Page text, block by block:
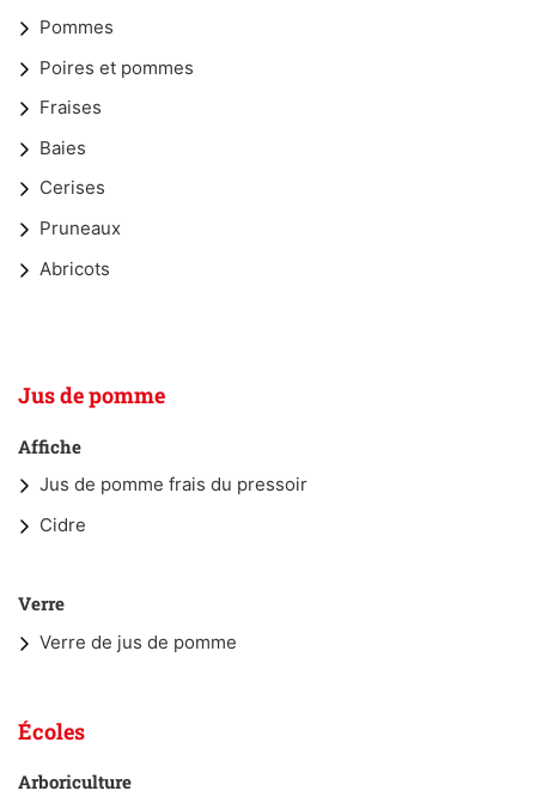
Pommes
Poires et pommes
Fraises
Baies
Cerises
Pruneaux
Abricots
Jus de pomme
Affiche
Jus de pomme frais du pressoir
Cidre
Verre
Verre de jus de pomme
Écoles
Arboriculture